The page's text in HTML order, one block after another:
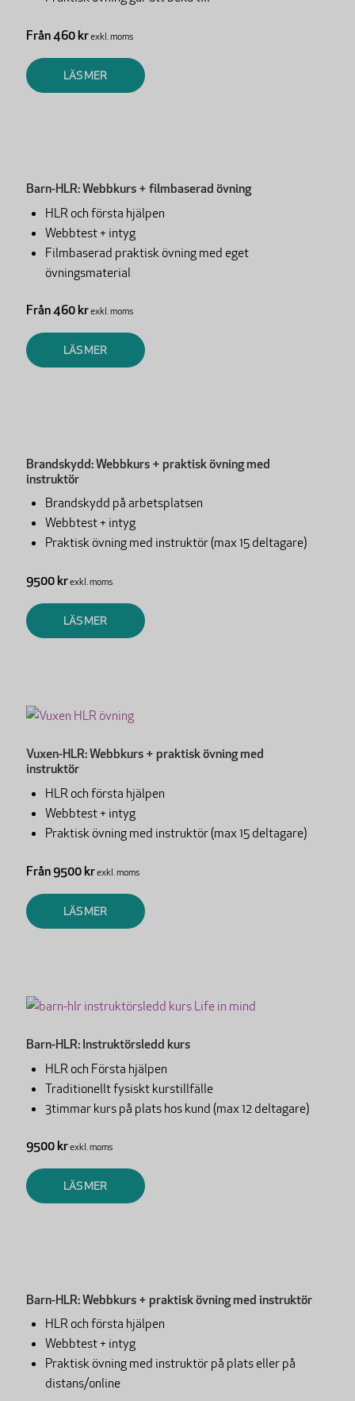
Från 460 krexkl. moms
LÄS MER
Barn-HLR: Webbkurs + filmbaserad övning
HLR och första hjälpen
Webbtest + intyg
Filmbaserad praktisk övning med eget
övningsmaterial
Från 460 krexkl. moms
LÄS MER
Brandskydd: Webbkurs + praktisk övning med
instruktör
Brandskydd på arbetsplatsen
Webbtest + intyg
Praktisk övning med instruktör (max 15 deltagare)
9500 krexkl. moms
LÄS MER
Vuxen-HLR: Webbkurs + praktisk övning med
instruktör
HLR och första hjälpen
Webbtest + intyg
Praktisk övning med instruktör (max 15 deltagare)
Från 9500 krexkl. moms
LÄS MER
Barn-HLR: Instruktörsledd kurs
HLR och Första hjälpen
Traditionellt fysiskt kurstillfälle
3timmar kurs på plats hos kund (max 12 deltagare)
9500 krexkl. moms
LÄS MER
Barn-HLR: Webbkurs + praktisk övning med instruktör
HLR och första hjälpen
Webbtest + intyg
Praktisk övning med instruktör på plats eller på
distans/online